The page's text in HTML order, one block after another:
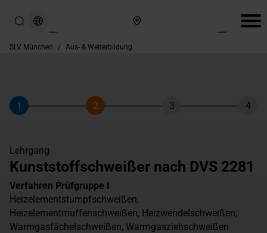
SLV München / Aus- & Weiterbildung
Schritt
1
Schritt
2
Schritt
3 4
Lehrgang
Kunststoffschweißer nach DVS 2281
Verfahren Prüfgruppe I
Heizelementstumpfschweißen,
Heizelementmuffenschweißen, Heizwendelschweißen,
Warmgasfächelschweißen, Warmgasziehschweißen